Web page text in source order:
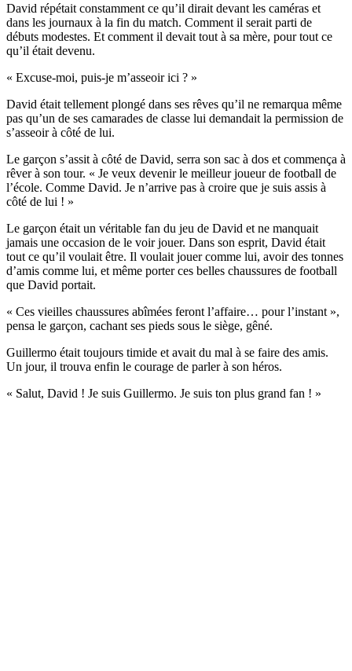
David répétait constamment ce qu’il dirait devant les caméras et
dans les journaux à la fin du match. Comment il serait parti de
débuts modestes. Et comment il devait tout à sa mère, pour tout ce
qu’il était devenu.
« Excuse-moi, puis-je m’asseoir ici ? »
David était tellement plongé dans ses rêves qu’il ne remarqua même
pas qu’un de ses camarades de classe lui demandait la permission de
s’asseoir à côté de lui.
Le garçon s’assit à côté de David, serra son sac à dos et commença à
rêver à son tour. « Je veux devenir le meilleur joueur de football de
l’école. Comme David. Je n’arrive pas à croire que je suis assis à
côté de lui ! »
Le garçon était un véritable fan du jeu de David et ne manquait
jamais une occasion de le voir jouer. Dans son esprit, David était
tout ce qu’il voulait être. Il voulait jouer comme lui, avoir des tonnes
d’amis comme lui, et même porter ces belles chaussures de football
que David portait.
« Ces vieilles chaussures abîmées feront l’affaire… pour l’instant »,
pensa le garçon, cachant ses pieds sous le siège, gêné.
Guillermo était toujours timide et avait du mal à se faire des amis.
Un jour, il trouva enfin le courage de parler à son héros.
« Salut, David ! Je suis Guillermo. Je suis ton plus grand fan ! »